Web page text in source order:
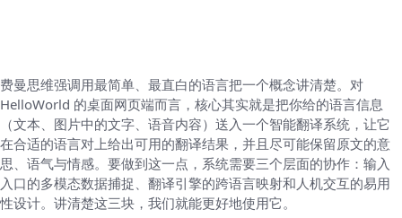
费曼思维强调用最简单、最直白的语言把一个概念讲清楚。对
HelloWorld 的桌面网页端而言，核心其实就是把你给的语言信息
（文本、图片中的文字、语音内容）送入一个智能翻译系统，让它
在合适的语言对上给出可用的翻译结果，并且尽可能保留原文的意
思、语气与情感。要做到这一点，系统需要三个层面的协作：输入
入口的多模态数据捕捉、翻译引擎的跨语言映射和人机交互的易用
性设计。讲清楚这三块，我们就能更好地使用它。